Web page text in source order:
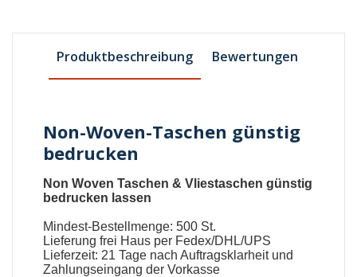
Produktbeschreibung Bewertungen
Non-Woven-Taschen günstig
bedrucken
Non Woven Taschen &Vliestaschen günstig
bedrucken lassen
Mindest-Bestellmenge: 500 St.
Lieferung frei Haus per Fedex/DHL/UPS
Lieferzeit: 21 Tage nach Auftragsklarheit und
Zahlungseingang der Vorkasse